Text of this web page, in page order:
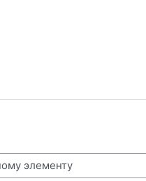
элементу